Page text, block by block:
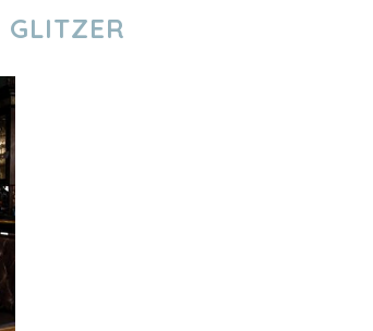
GLITZER